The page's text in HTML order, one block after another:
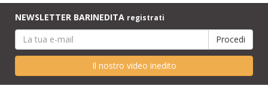
NEWSLETTER BARINEDITA registrati
Il nostro video inedito